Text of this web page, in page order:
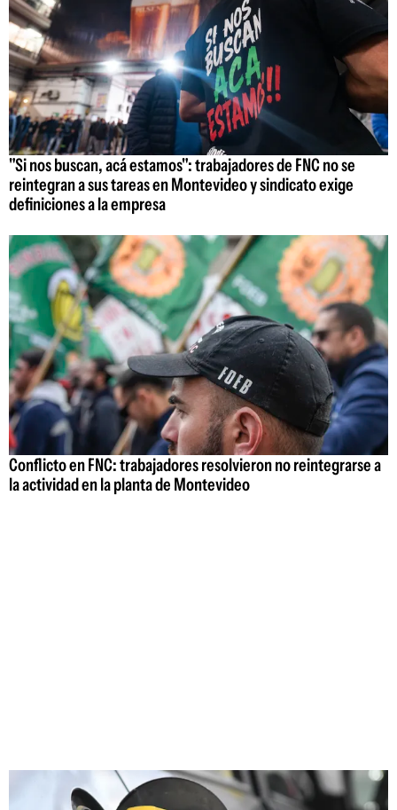
"Si nos buscan, acá estamos": trabajadores de FNC no se
reintegran a sus tareas en Montevideo y sindicato exige
definiciones a la empresa
Conflicto en FNC: trabajadores resolvieron no reintegrarse a
la actividad en la planta de Montevideo